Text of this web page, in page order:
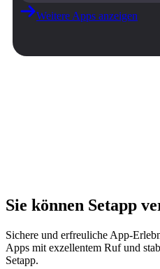
Weitere Apps anzeigen
Sie können Setapp
Sichere und erfreuliche App-
Apps mit exzellentem Ruf und
Setapp.